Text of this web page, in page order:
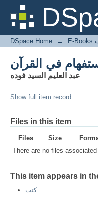
في القرآن
DSpace Home →
في القرآن
عبد العليم السيد فوده
Show full item record
Files in this item
Files Size
There are no files
This item appears in
كتب